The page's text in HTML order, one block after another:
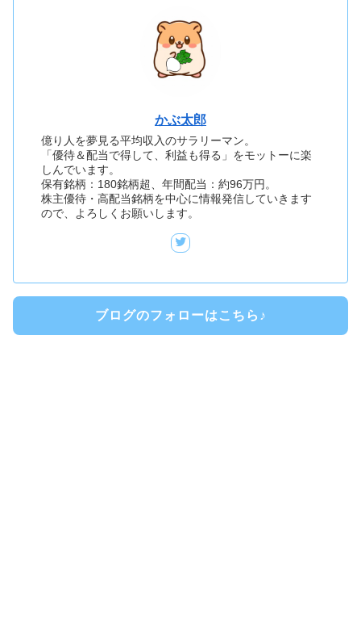
かぶ太郎
億り人を夢見る平均収入のサラリーマン。
「優待＆配当で得して、利益も得る」をモットーに楽
しんでいます。
保有銘柄：180銘柄超、年間配当：約96万円。
株主優待・高配当銘柄を中心に情報発信していきます
ので、よろしくお願いします。
ブログのフォローはこちら♪